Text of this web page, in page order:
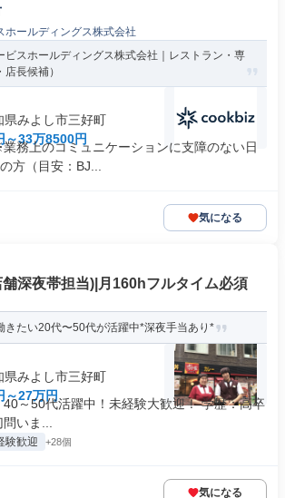
ホールディングス株式会社
ビスホールディングス株式会社｜レストラン・専
長候補）
みよし市三好町
～33万8500円
務上のコミュニケーションに支障のない日
方（目安：BJ...
気になる
深夜帯担当)|月160hフルタイム必須
きたい20代〜50代が活躍中*深夜手当あり*
みよし市三好町
～27万円
～50代活躍中！未経験大歓迎！ 学歴：高卒
いま...
験歓迎 +28個
気になる